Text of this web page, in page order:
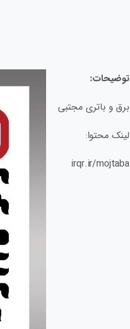
توضیحات:
برق و باتری مجتبی
لینک محتوا:
irqr.ir/mojtaba